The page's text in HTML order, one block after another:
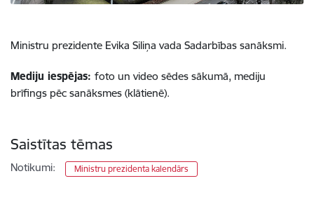
Ministru prezidente Evika Siliņa vada Sadarbības sanāksmi.
Mediju iespējas: foto un video sēdes sākumā, mediju
brīfings pēc sanāksmes (klātienē).
Saistītas tēmas
Notikumi: Ministru prezidenta kalendārs